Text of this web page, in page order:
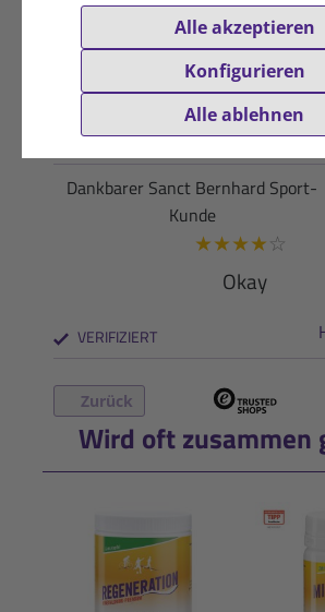
Alle akzeptieren
Konfigurieren
Alle ablehnen
Zufriedene Kundin
★★★★★
Sehr angenehmes
VERIFIZIERT
Dankbarer Sanct Bernhard Sport-
Kunde
★★★★ ☆
Okay
VERIFIZIERT
Zurück
Wird oft zusammen